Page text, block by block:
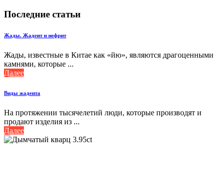
Последние статьи
Жады. Жадеит и нефрит
Жады, известные в Китае как «йю», являются драгоценными
камнями, которые ...
Далее
Виды жадеита
На протяжении тысячелетий люди, которые производят и
продают изделия из ...
Далее